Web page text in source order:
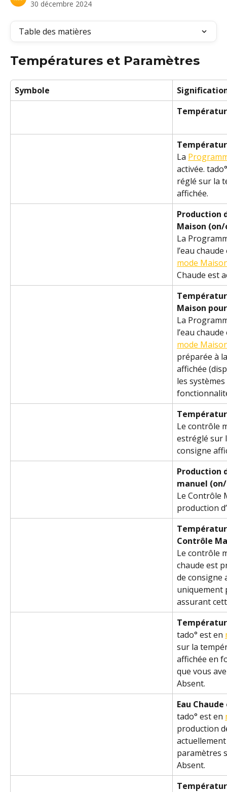
30 décembre 2024
Table des matières
Températures et Paramètres
Symbole
La
activée.
réglé sur la
affichée.
Production
Maison
La
l’eau
mode
Chaude est
Maison
La
l’eau
mode
préparée à
affichée
les
Le contrôle
estréglé sur
consigne
Production
manuel
Le Contrôle
production
Contrôle
Le contrôle
chaude est
de consigne
uniquement
assurant
tado° est en
sur la
affichée en
que vous
Absent.
Eau
tado° est en
production
paramètres
Absent.